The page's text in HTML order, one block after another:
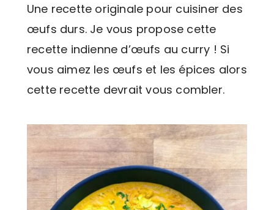
Une recette originale pour cuisiner des
œufs durs. Je vous propose cette
recette indienne d’œufs au curry ! Si
vous aimez les œufs et les épices alors
cette recette devrait vous combler.